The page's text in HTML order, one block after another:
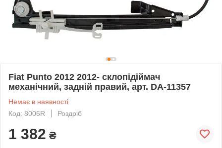
Fiat Punto 2012 2012- склопідіймач
механічний, задній правий, арт. DA-11357
Немає в наявності
Код: 8006R
Роздріб
1 382 ₴